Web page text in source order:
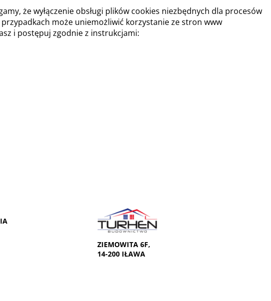
że wyłączenie obsługi plików cookies niezbędnych dla procesów
może uniemożliwić korzystanie ze stron www
i postępuj zgodnie z instrukcjami:
ZIEMOWITA 6F,
14-200 IŁAWA